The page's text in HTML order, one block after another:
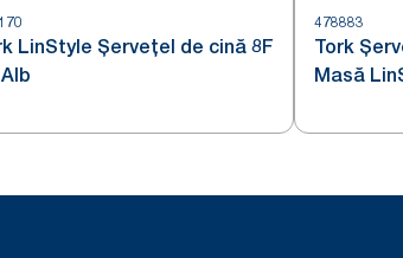
LinStyle Șervețel de cină 8F
478883
Tork
Masă